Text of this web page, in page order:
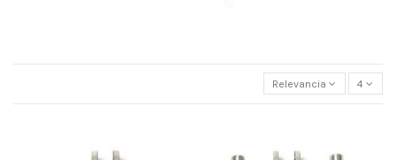
Relevancia 4